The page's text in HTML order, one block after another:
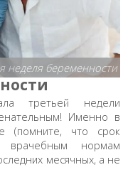
неделя беременности
третьей недели
Именно в
(помните, что срок
врачебным нормам
месячных, а не